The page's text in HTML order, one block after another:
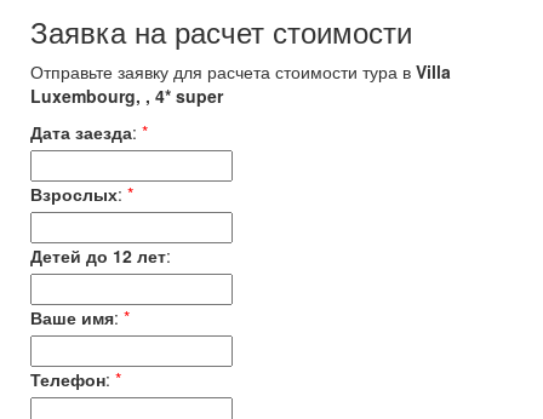
Заявка на расчет стоимости
Отправьте заявку для расчета стоимости тура в Villa
Luxembourg, , 4* super
Дата заезда: *
Взрослых: *
Детей до 12 лет:
Ваше имя: *
Телефон: *